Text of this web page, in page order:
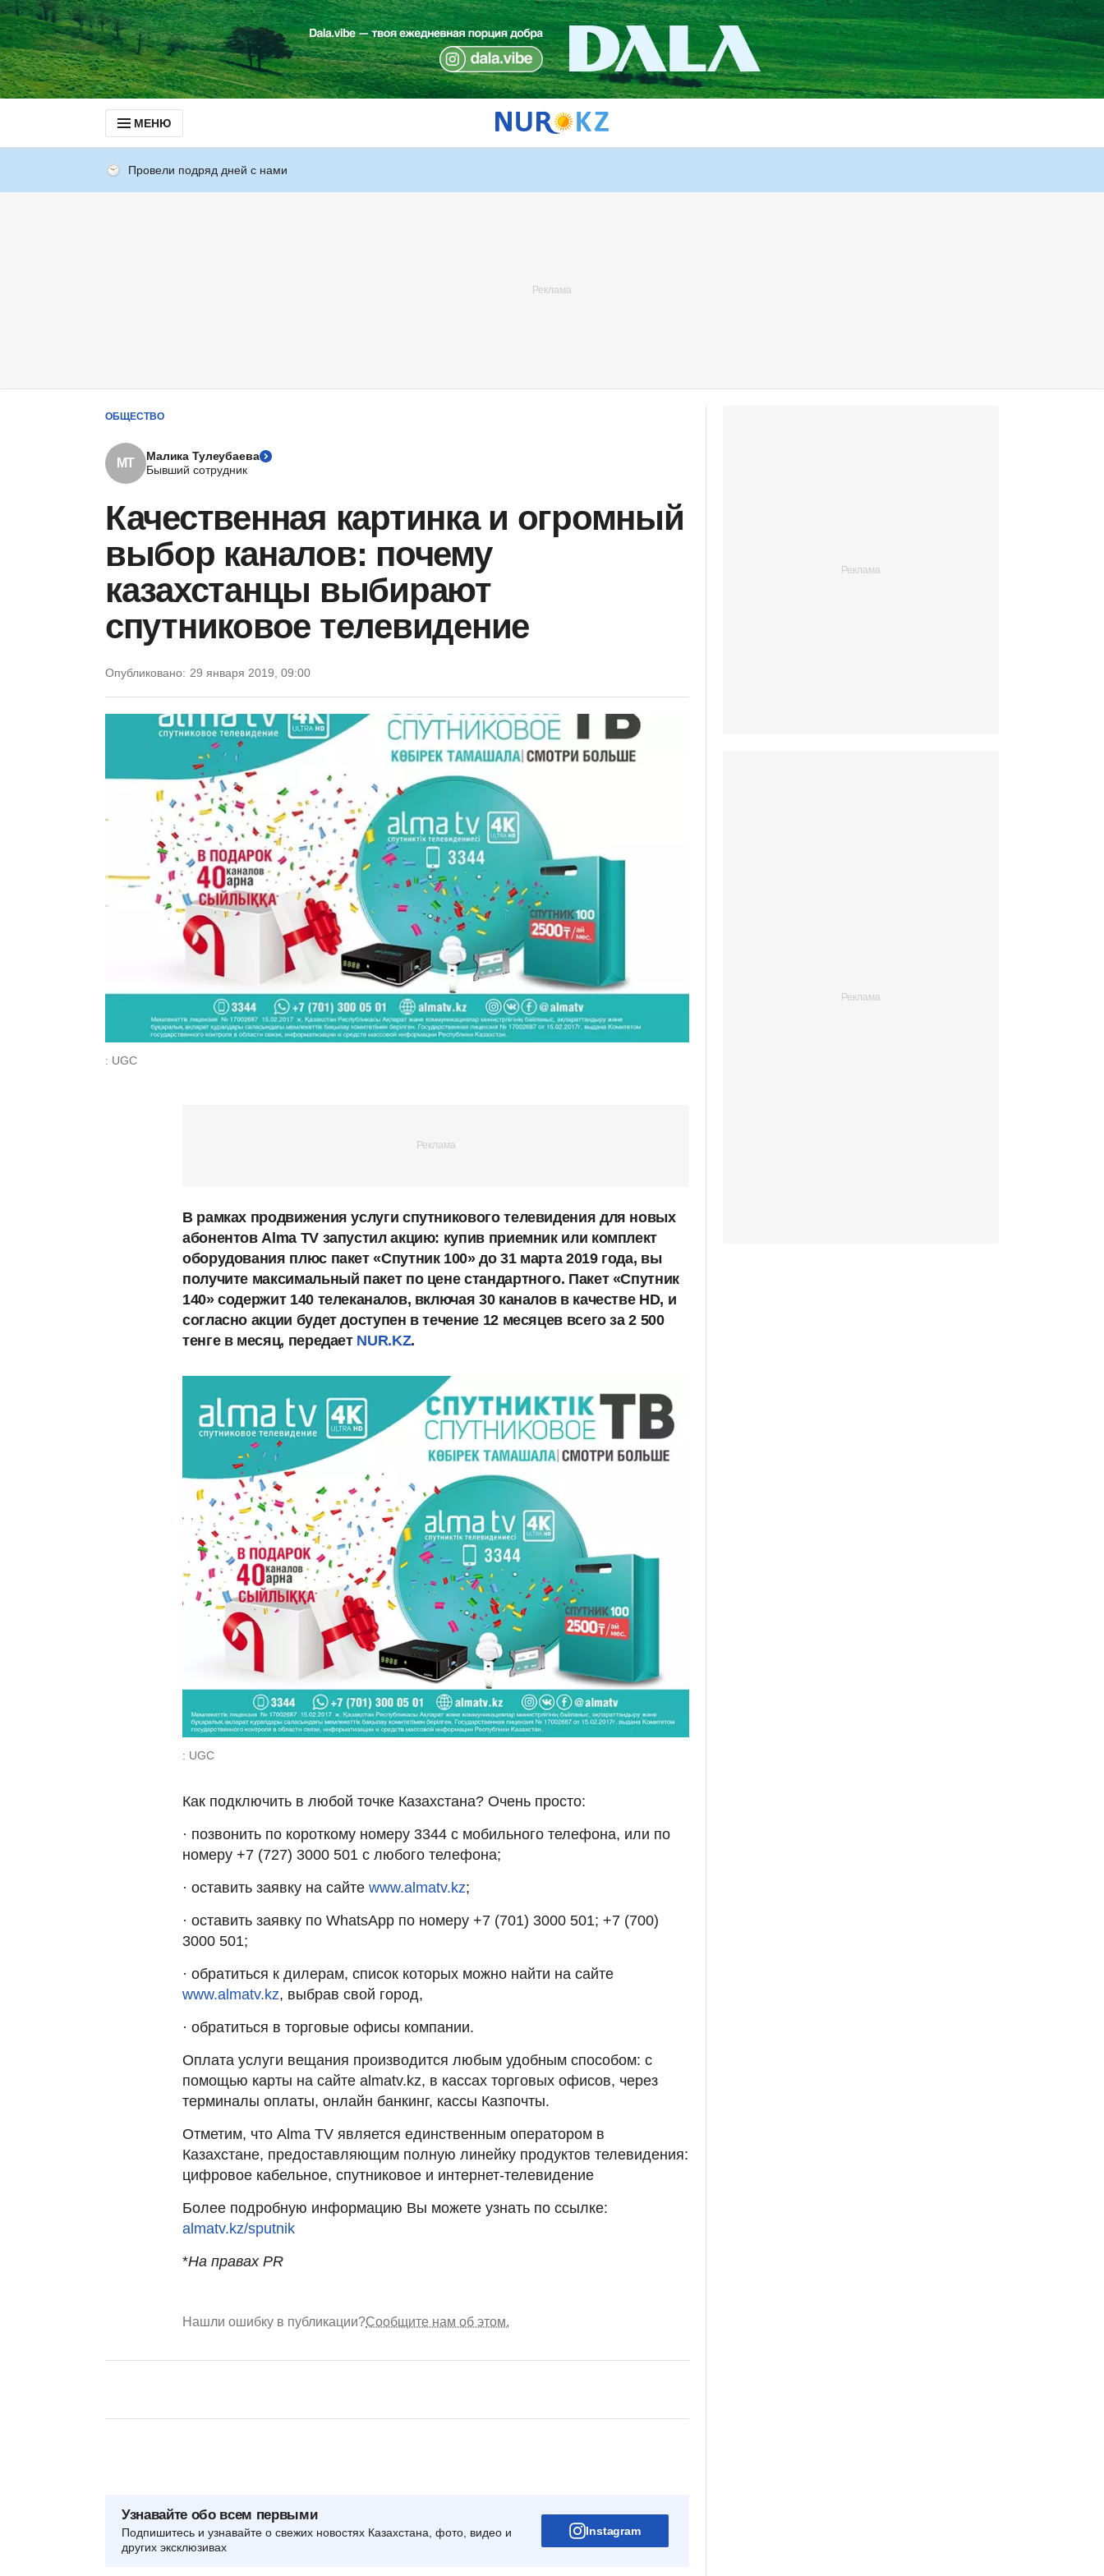
МЕНЮ
Провели подряд дней с нами
ОБЩЕСТВО
МТ
Малика Тулеубаева
Бывший сотрудник
Качественная картинка и огромный
выбор каналов: почему
казахстанцы выбирают
спутниковое телевидение
Опубликовано: 29 января 2019, 09:00
: UGC
В рамках продвижения услуги спутникового телевидения для новых
абонентов Alma TV запустил акцию: купив приемник или комплект
оборудования плюс пакет «Спутник 100» до 31 марта 2019 года, вы
получите максимальный пакет по цене стандартного. Пакет «Спутник
140» содержит 140 телеканалов, включая 30 каналов в качестве HD, и
согласно акции будет доступен в течение 12 месяцев всего за 2 500
тенге в месяц, передает NUR.KZ.
: UGC
Как подключить в любой точке Казахстана? Очень просто:
· позвонить по короткому номеру 3344 с мобильного телефона, или по
номеру +7 (727) 3000 501 с любого телефона;
· оставить заявку на сайте www.almatv.kz;
· оставить заявку по WhatsApp по номеру +7 (701) 3000 501; +7 (700)
3000 501;
· обратиться к дилерам, список которых можно найти на сайте
www.almatv.kz, выбрав свой город,
· обратиться в торговые офисы компании.
Оплата услуги вещания производится любым удобным способом: с
помощью карты на сайте almatv.kz, в кассах торговых офисов, через
терминалы оплаты, онлайн банкинг, кассы Казпочты.
Отметим, что Alma TV является единственным оператором в
Казахстане, предоставляющим полную линейку продуктов телевидения:
цифровое кабельное, спутниковое и интернет-телевидение
Более подробную информацию Вы можете узнать по ссылке:
almatv.kz/sputnik
*На правах PR
Нашли ошибку в публикации?Сообщите нам об этом.
Узнавайте обо всем первыми
Подпишитесь и узнавайте о свежих новостях Казахстана, фото, видео и
других эксклюзивах
Instagram